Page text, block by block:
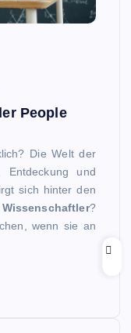
People
Die Welt der
und
sich hinter den
Wissenschaftler?
wenn sie an